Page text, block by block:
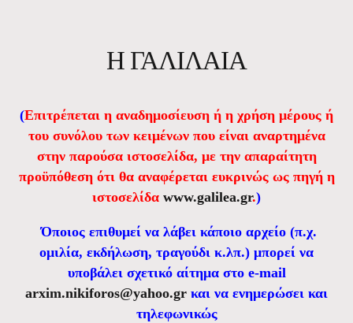
Η ΓΑΛΙΛΑΙΑ
(Επιτρέπεται η αναδημοσίευση ή η χρήση μέρους ή
του συνόλου των κειμένων που είναι αναρτημένα
στην παρούσα ιστοσελίδα, με την απαραίτητη
προϋπόθεση ότι θα αναφέρεται ευκρινώς ως πηγή η
ιστοσελίδα www.galilea.gr.)
Όποιος επιθυμεί να λάβει κάποιο αρχείο (π.χ.
ομιλία, εκδήλωση, τραγούδι κ.λπ.) μπορεί να
υποβάλει σχετικό αίτημα στο e-mail
arxim.nikiforos@yahoo.gr και να ενημερώσει και
τηλεφωνικώς